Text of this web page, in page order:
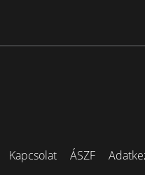
Kapcsolat ÁSZF